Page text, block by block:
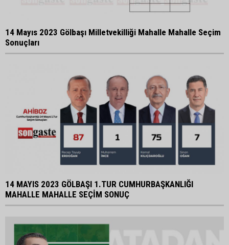
14 Mayıs 2023 Gölbaşı Milletvekilliği Mahalle Mahalle Seçim
Sonuçları
14 MAYIS 2023 GÖLBAŞI 1.TUR CUMHURBAŞKANLIĞI
MAHALLE MAHALLE SEÇİM SONUÇ